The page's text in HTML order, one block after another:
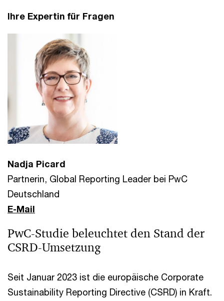
Ihre Expertin für Fragen
Nadja Picard
Partnerin, Global Reporting Leader bei PwC
Deutschland
E-Mail
PwC-Studie beleuchtet den Stand der
CSRD-Umsetzung
Seit Januar 2023 ist die europäische Corporate
Sustainability Reporting Directive (CSRD) in Kraft.